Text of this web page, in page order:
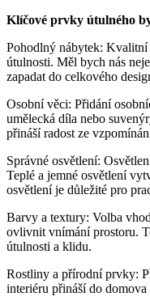
Klíčové prvky útulného
Pohodlný nábytek:
útulnosti. Měl bych nás
zapadat do celkového
Osobní věci: Přidání
umělecká díla nebo
přináší radost ze
Správné osvětlení:
Teplé a jemné osvětlení
osvětlení je důležité pro
Barvy a textury: Volba
ovlivnit vnímání prostoru.
útulnosti a klidu.
Rostliny a přírodní prvky:
interiéru přináší do